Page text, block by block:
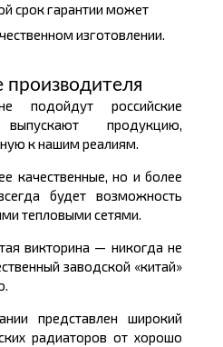
срок гарантии может
изготовлении.
производителя
подойдут российские
продукцию,
к нашим реалиям.
качественные, но и более
будет возможность
тепловыми сетями.
викторина — никогда не
заводской «китай»
представлен широкий
радиаторов от хорошо